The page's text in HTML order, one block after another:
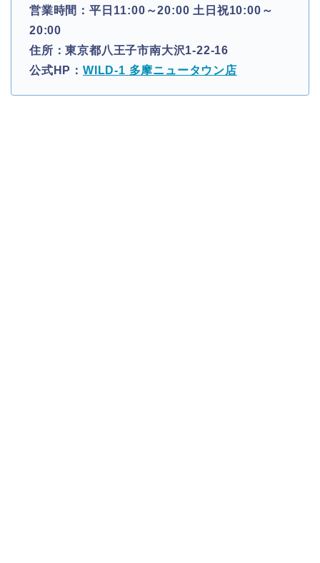
営業時間：平日11:00～20:00 土日祝10:00～
20:00
住所：東京都八王子市南大沢1-22-16
公式HP： WILD-1 多摩ニュータウン店